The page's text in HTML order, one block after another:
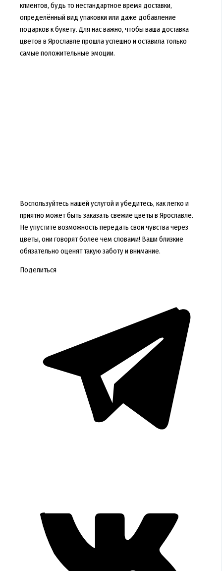
клиентов, будь то нестандартное время доставки,
определённый вид упаковки или даже добавление
подарков к букету. Для нас важно, чтобы ваша доставка
цветов в Ярославле прошла успешно и оставила только
самые положительные эмоции.
Воспользуйтесь нашей услугой и убедитесь, как легко и
приятно может быть заказать свежие цветы в Ярославле.
Не упустите возможность передать свои чувства через
цветы, они говорят более чем словами! Ваши близкие
обязательно оценят такую заботу и внимание.
Поделиться